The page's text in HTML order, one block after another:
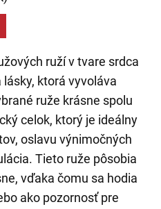
ruží v tvare srdca
ktorá vyvoláva
ruže krásne spolu
celok, ktorý je ideálny
oslavu výnimočných
Tieto ruže pôsobia
vďaka čomu sa hodia
ako pozornosť pre